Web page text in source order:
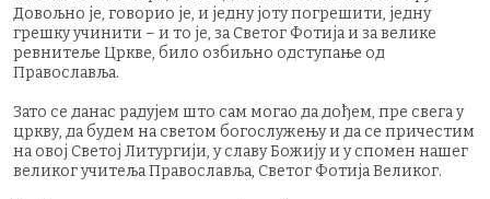
Довољно је, говорио је, и једну јоту погрешити, једну
грешку учинити – и то је, за Светог Фотија и за велике
ревнитеље Цркве, било озбиљно одступање од
Православља.
Зато се данас радујем што сам могао да дођем, пре свега у
цркву, да будем на светом богослужењу и да се причестим
на овој Светој Литургији, у славу Божију и у спомен нашег
великог учитеља Православља, Светог Фотија Великог.